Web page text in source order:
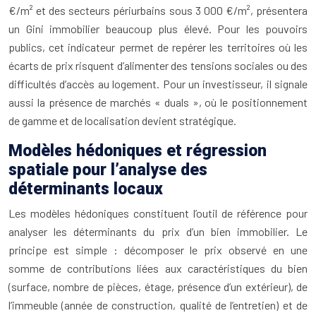
€/m² et des secteurs périurbains sous 3 000 €/m², présentera
un Gini immobilier beaucoup plus élevé. Pour les pouvoirs
publics, cet indicateur permet de repérer les territoires où les
écarts de prix risquent d’alimenter des tensions sociales ou des
difficultés d’accès au logement. Pour un investisseur, il signale
aussi la présence de marchés « duals », où le positionnement
de gamme et de localisation devient stratégique.
Modèles hédoniques et régression
spatiale pour l’analyse des
déterminants locaux
Les modèles hédoniques constituent l’outil de référence pour
analyser les déterminants du prix d’un bien immobilier. Le
principe est simple : décomposer le prix observé en une
somme de contributions liées aux caractéristiques du bien
(surface, nombre de pièces, étage, présence d’un extérieur), de
l’immeuble (année de construction, qualité de l’entretien) et de